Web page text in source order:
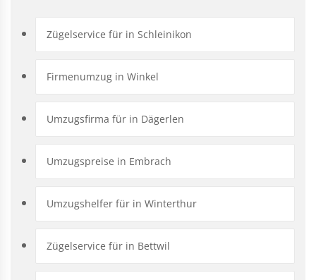
Zügelservice für in Schleinikon
Firmenumzug in Winkel
Umzugsfirma für in Dägerlen
Umzugspreise in Embrach
Umzugshelfer für in Winterthur
Zügelservice für in Bettwil